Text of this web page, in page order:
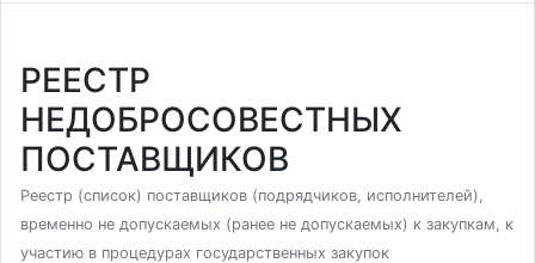
РЕЕСТР
НЕДОБРОСОВЕСТНЫХ
ПОСТАВЩИКОВ
Реестр (список) поставщиков (подрядчиков, исполнителей),
временно не допускаемых (ранее не допускаемых) к закупкам, к
участию в процедурах государственных закупок